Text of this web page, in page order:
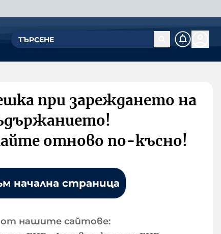
при зареждането на
отново по-късно!
начална страница
нашите сайтове: